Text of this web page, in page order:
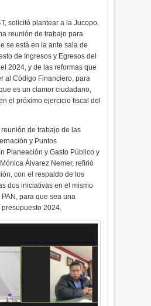
solicitó plantear a la Jucopo,
reunión de trabajo para
se está en la ante sala de
de Ingresos y Egresos del
2024, y de las reformas que
al Código Financiero, para
es un clamor ciudadano,
el próximo ejercicio fiscal del
de trabajo de las
y Puntos
Planeación y Gasto Público y
Álvarez Nemer, refirió
con el respaldo de los
dos iniciativas en el mismo
para que sea una
2024.